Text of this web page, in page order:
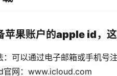
苹果账户的apple id，
：可以通过电子邮箱或手机号
官网：www.icloud.com